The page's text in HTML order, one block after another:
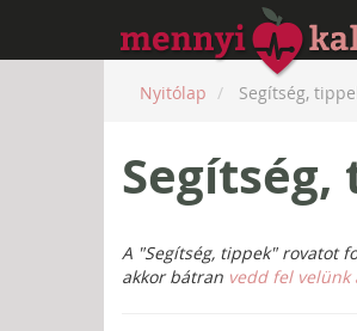
Nyitólap Segítség,
A "Segítség, tippek" rovatot
akkor bátran vedd fel velünk